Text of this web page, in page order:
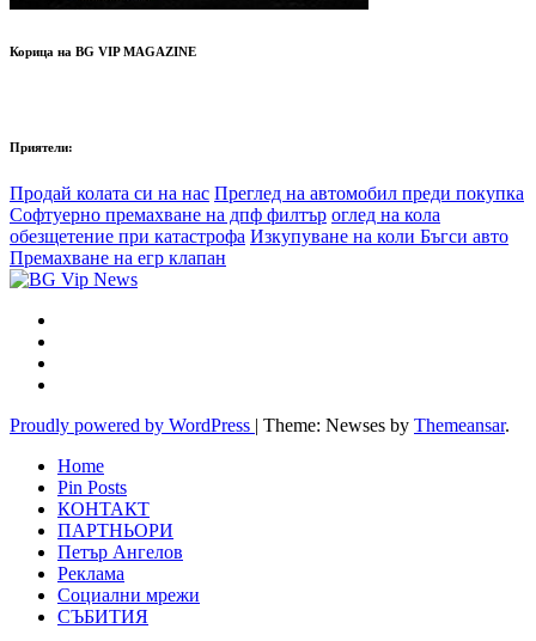
Корица на BG VIP MAGAZINE
Приятели:
Продай колата си на нас Преглед на автомобил преди покупка
Софтуерно премахване на дпф филтър оглед на кола
обезщетение при катастрофа Изкупуване на коли Бъгси авто
Премахване на егр клапан
Proudly powered by WordPress Theme: Newses by Themeansar.
Home
Pin Posts
КОНТАКТ
ПАРТНЬОРИ
Петър Ангелов
Реклама
Социални мрежи
СЪБИТИЯ